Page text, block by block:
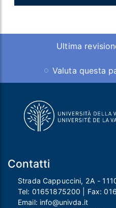
Ultima
Valuta questa
Contatti
Strada Cappuccini, 2A -
Tel: 01651875200 | Fax:
Email: info@univda.it